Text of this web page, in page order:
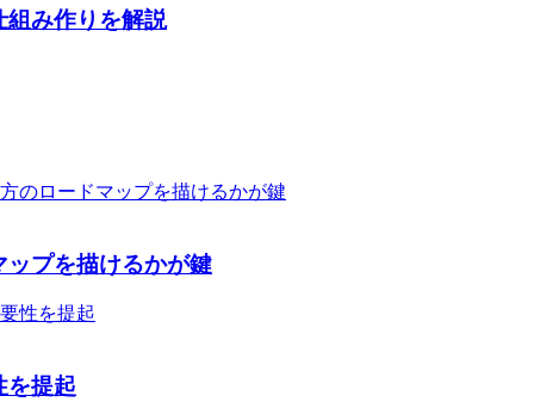
組み作りを解説
ップを描けるかが鍵
を提起